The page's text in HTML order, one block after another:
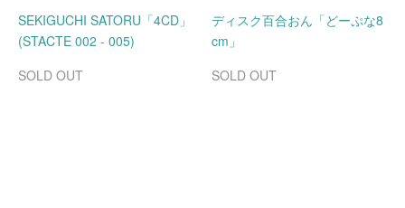
SEKIGUCHI SATORU「4CD」
(STACTE 002 - 005)
SOLD OUT
ディスク百合おん「どーぷな8
cm」
SOLD OUT